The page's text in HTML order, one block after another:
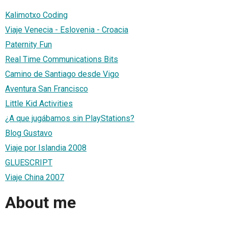
Kalimotxo Coding
Viaje Venecia - Eslovenia - Croacia
Paternity Fun
Real Time Communications Bits
Camino de Santiago desde Vigo
Aventura San Francisco
Little Kid Activities
¿A que jugábamos sin PlayStations?
Blog Gustavo
Viaje por Islandia 2008
GLUESCRIPT
Viaje China 2007
About me